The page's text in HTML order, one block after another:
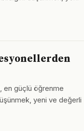
en güçlü öğrenme
yeni ve değerli